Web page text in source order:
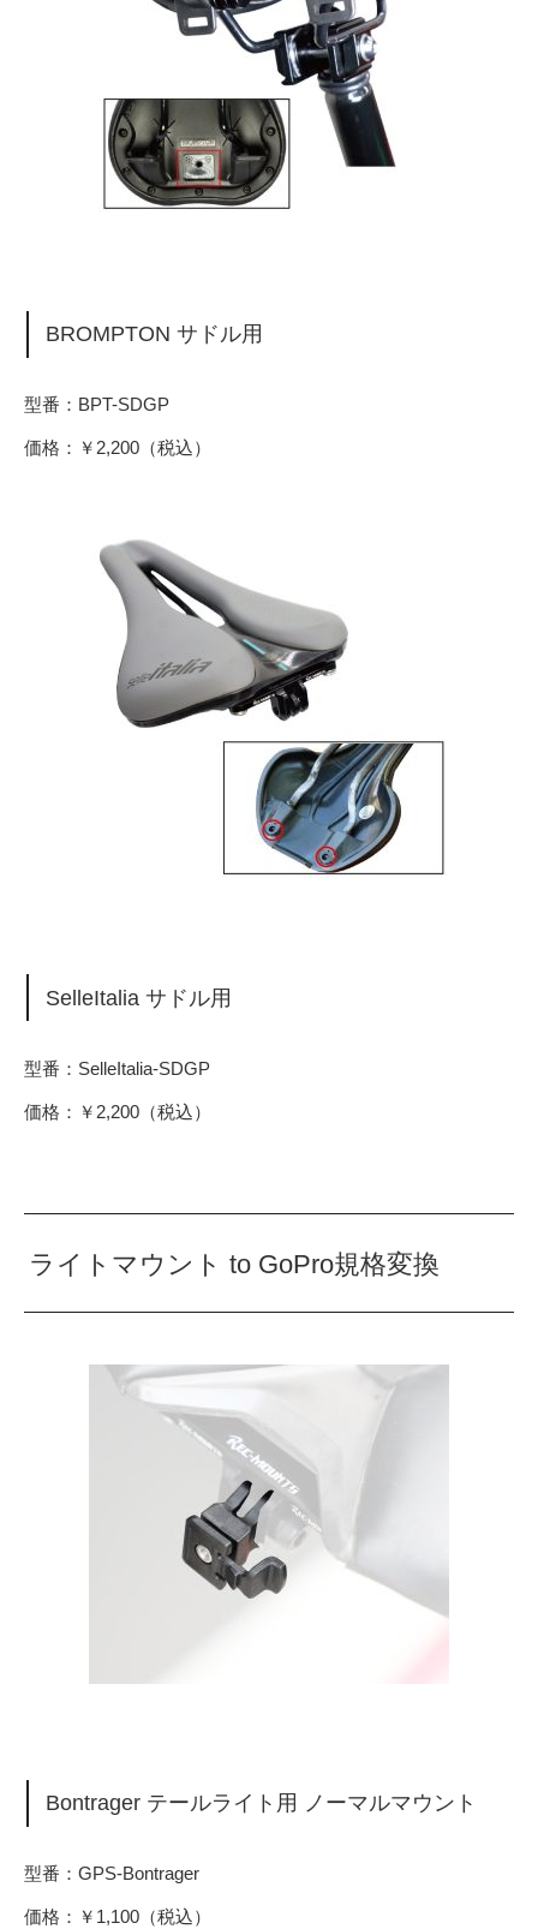
BROMPTON サドル用
型番：BPT-SDGP
価格：￥2,200（税込）
SelleItalia サドル用
型番：SelleItalia-SDGP
価格：￥2,200（税込）
ライトマウント to GoPro規格変換
Bontrager テールライト用 ノーマルマウント
型番：GPS-Bontrager
価格：￥1,100（税込）